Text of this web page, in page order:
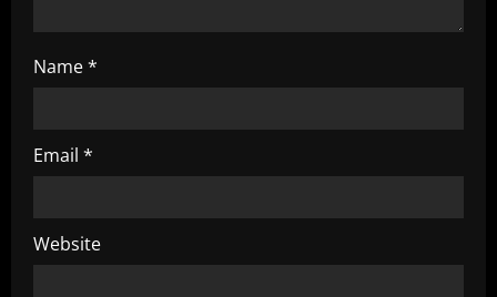
Name*
Email *
Website